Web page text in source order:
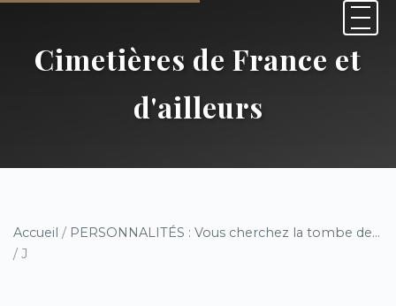
Cimetières de France et
d'ailleurs
Accueil / PERSONNALITÉS : Vous cherchez la tombe de...
/ J